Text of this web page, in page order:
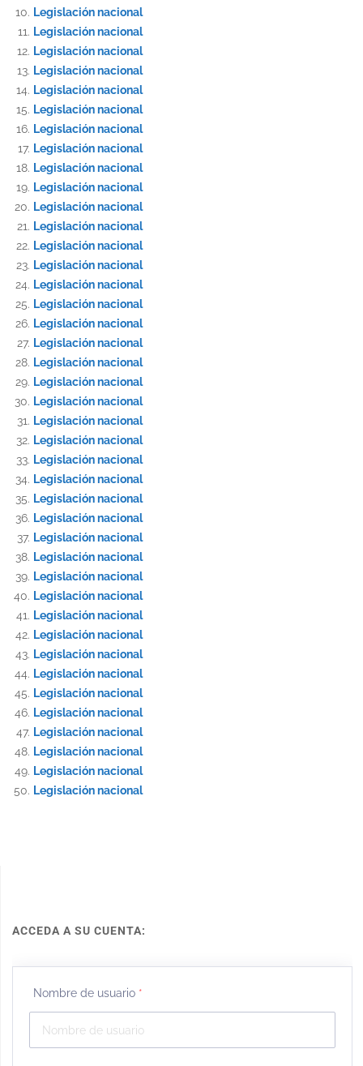
Legislación nacional
Legislación nacional
Legislación nacional
Legislación nacional
Legislación nacional
Legislación nacional
Legislación nacional
Legislación nacional
Legislación nacional
Legislación nacional
Legislación nacional
Legislación nacional
Legislación nacional
Legislación nacional
Legislación nacional
Legislación nacional
Legislación nacional
Legislación nacional
Legislación nacional
Legislación nacional
Legislación nacional
Legislación nacional
Legislación nacional
Legislación nacional
Legislación nacional
Legislación nacional
Legislación nacional
Legislación nacional
Legislación nacional
Legislación nacional
Legislación nacional
Legislación nacional
Legislación nacional
Legislación nacional
Legislación nacional
Legislación nacional
Legislación nacional
Legislación nacional
Legislación nacional
Legislación nacional
Legislación nacional
ACCEDA A SU CUENTA:
Nombre de usuario *